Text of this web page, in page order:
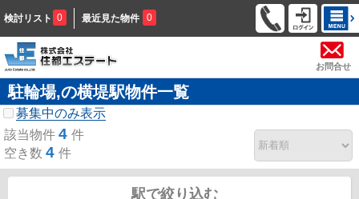
検討リスト 0 最近見た物件 0
お問合せ
駐輪場,の横堤駅物件一覧
募集中のみ表示
該当物件 4 件
空き数 4 件
駅で絞り込む